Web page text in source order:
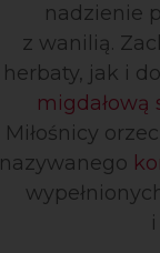
nadzienie
z wanilią.
herbaty, jak i
migdałową
Miłośnicy
nazywanego